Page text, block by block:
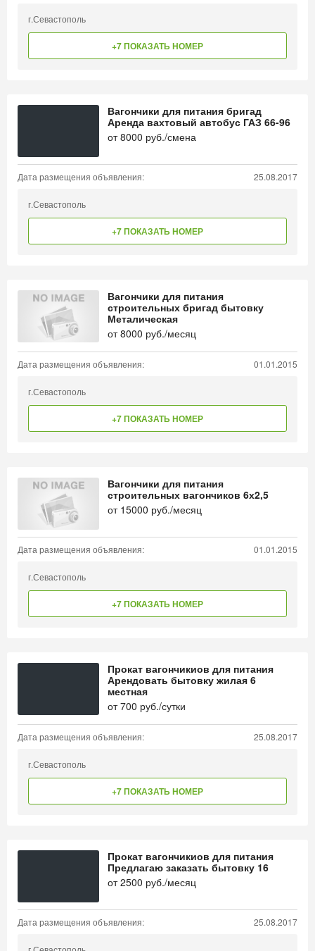
г.Севастополь
+7 ПОКАЗАТЬ НОМЕР
Вагончики для питания бригад
Аренда вахтовый автобус ГАЗ 66-96
от8000 руб./смена
Дата размещения объявления: 25.08.2017
г.Севастополь
+7 ПОКАЗАТЬ НОМЕР
Вагончики для питания
строительных бригад бытовку
Металическая
от8000 руб./месяц
Дата размещения объявления: 01.01.2015
г.Севастополь
+7 ПОКАЗАТЬ НОМЕР
Вагончики для питания
строительных вагончиков 6х2,5
от 15000 руб./месяц
Дата размещения объявления: 01.01.2015
г.Севастополь
+7 ПОКАЗАТЬ НОМЕР
Прокат вагончикиов для питания
Арендовать бытовку жилая 6
местная
от700 руб./сутки
Дата размещения объявления: 25.08.2017
г.Севастополь
+7 ПОКАЗАТЬ НОМЕР
Прокат вагончикиов для питания
Предлагаю заказать бытовку 16
от2500 руб./месяц
Дата размещения объявления: 25.08.2017